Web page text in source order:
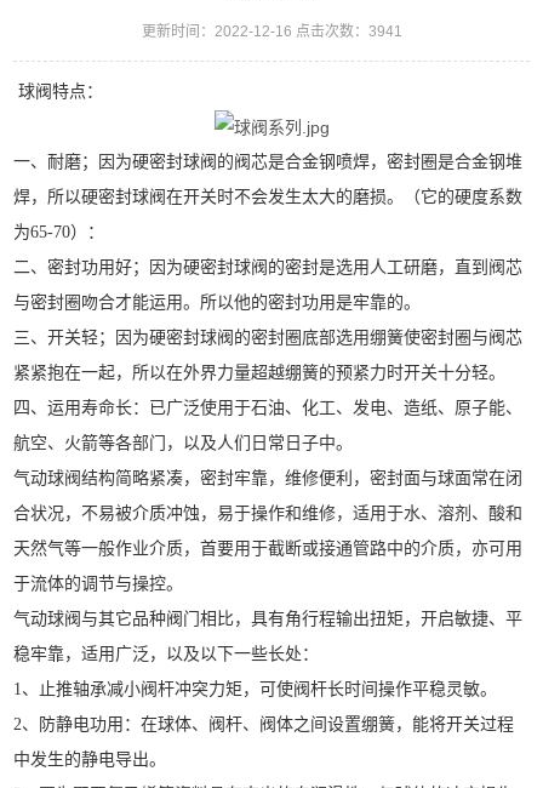
更新时间：2022-12-16 点击次数：3941
球阀特点：
一、耐磨；因为硬密封球阀的阀芯是合金钢喷焊，密封圈是合金钢堆
焊，所以硬密封球阀在开关时不会发生太大的磨损。（它的硬度系数
为65-70）：
二、密封功用好；因为硬密封球阀的密封是选用人工研磨，直到阀芯
与密封圈吻合才能运用。所以他的密封功用是牢靠的。
三、开关轻；因为硬密封球阀的密封圈底部选用绷簧使密封圈与阀芯
紧紧抱在一起，所以在外界力量超越绷簧的预紧力时开关十分轻。
四、运用寿命长：已广泛使用于石油、化工、发电、造纸、原子能、
航空、火箭等各部门，以及人们日常日子中。
气动球阀结构简略紧凑，密封牢靠，维修便利，密封面与球面常在闭
合状况，不易被介质冲蚀，易于操作和维修，适用于水、溶剂、酸和
天然气等一般作业介质，首要用于截断或接通管路中的介质，亦可用
于流体的调节与操控。
气动球阀与其它品种阀门相比，具有角行程输出扭矩，开启敏捷、平
稳牢靠，适用广泛，以及以下一些长处：
1、止推轴承减小阀杆冲突力矩，可使阀杆长时间操作平稳灵敏。
2、防静电功用：在球体、阀杆、阀体之间设置绷簧，能将开关过程
中发生的静电导出。